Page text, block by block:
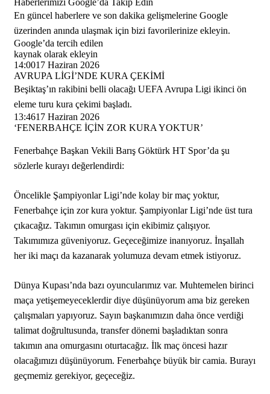
Haberlerimizi Google’da Takip Edin
En güncel haberlere ve son dakika gelişmelerine Google
üzerinden anında ulaşmak için bizi favorilerinize ekleyin.
Google’da tercih edilen
kaynak olarak ekleyin
14:0017 Haziran 2026
AVRUPA LİGİ’NDE KURA ÇEKİMİ
Beşiktaş’ın rakibini belli olacağı UEFA Avrupa Ligi ikinci ön
eleme turu kura çekimi başladı.
13:4617 Haziran 2026
‘FENERBAHÇE İÇİN ZOR KURA YOKTUR’
Fenerbahçe Başkan Vekili Barış Göktürk HT Spor’da şu
sözlerle kurayı değerlendirdi:
Öncelikle Şampiyonlar Ligi’nde kolay bir maç yoktur,
Fenerbahçe için zor kura yoktur. Şampiyonlar Ligi’nde üst tura
çıkacağız. Takımın omurgası için ekibimiz çalışıyor.
Takımımıza güveniyoruz. Geçeceğimize inanıyoruz. İnşallah
her iki maçı da kazanarak yolumuza devam etmek istiyoruz.
Dünya Kupası’nda bazı oyuncularımız var. Muhtemelen birinci
maça yetişemeyeceklerdir diye düşünüyorum ama biz gereken
çalışmaları yapıyoruz. Sayın başkanımızın daha önce verdiği
talimat doğrultusunda, transfer dönemi başladıktan sonra
takımın ana omurgasını oturtacağız. İlk maç öncesi hazır
olacağımızı düşünüyorum. Fenerbahçe büyük bir camia. Burayı
geçmemiz gerekiyor, geçeceğiz.